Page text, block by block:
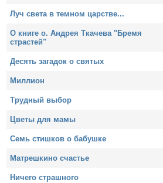
Луч света в темном царстве...
О книге о. Андрея Ткачева "Бремя
страстей"
Десять загадок о святых
Миллион
Трудный выбор
Цветы для мамы
Семь стишков о бабушке
Матрешкино счастье
Ничего страшного